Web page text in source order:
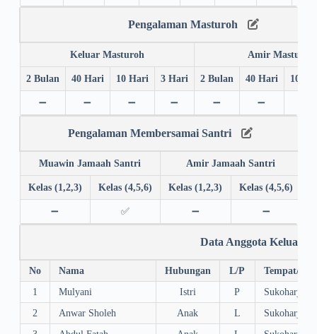
Pengalaman Masturoh
Keluar Masturoh Amir Masturoh
2 Bulan 40 Hari 10 Hari 3 Hari 2 Bulan 40 Hari 10
➖ ➖ ➖ ➖ ➖ ➖
Pengalaman Membersamai Santri
Muawin Jamaah Santri Amir Jamaah Santri
Kelas (1,2,3) Kelas (4,5,6) Kelas (1,2,3) Kelas (4,5,6)
➖ ✅ ➖ ➖
Data Anggota Keluarga
No Nama Hubungan L/P
Tempat/
1
Mulyani Istri P
Sukoharjo,
2
Anwar Sholeh Anak L
Sukoharjo,